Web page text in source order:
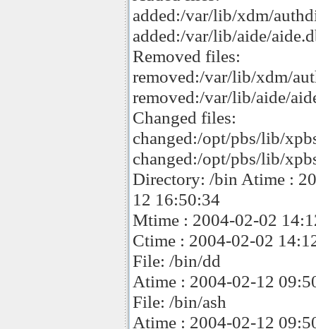
added:/var/lib/xdm/
added:/var/lib/aide/
Removed files:
removed:/var/lib/xdm/
removed:/var/lib/aide/
Changed files:
changed:/opt/pbs/lib/
changed:/opt/pbs/lib/
Directory: /bin Atime :
12 16:50:34
Mtime : 2004-02-02
Ctime : 2004-02-02
File: /bin/dd
Atime : 2004-02-12
File: /bin/ash
Atime : 2004-02-12